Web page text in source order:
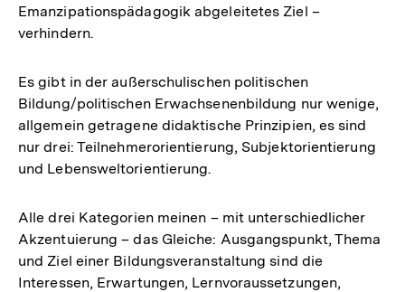
Emanzipationspädagogik abgeleitetes Ziel –
verhindern.
Es gibt in der außerschulischen politischen
Bildung/politischen Erwachsenenbildung nur wenige,
allgemein getragene didaktische Prinzipien, es sind
nur drei: Teilnehmerorientierung, Subjektorientierung
und Lebensweltorientierung.
Alle drei Kategorien meinen – mit unterschiedlicher
Akzentuierung – das Gleiche: Ausgangspunkt, Thema
und Ziel einer Bildungsveranstaltung sind die
Interessen, Erwartungen, Lernvoraussetzungen,